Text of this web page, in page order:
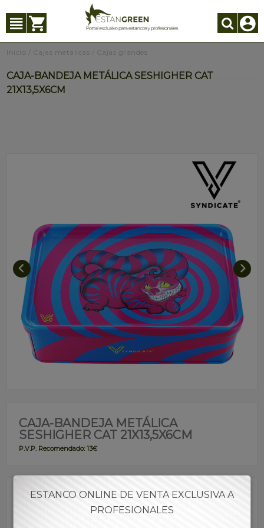
Inicio Cajas metalicas Cajas grandes
CAJA-BANDEJA METÁLICA SESHIGHER CAT
21X13,5X6CM
CAJA-BANDEJA METÁLICA
SESHIGHER CAT 21X13,5X6CM
P.V.P. Recomendado: 13€
Referencia: BAFUZ00045
ESTANCO ONLINE DE VENTA EXCLUSIVA A
PROFESIONALES